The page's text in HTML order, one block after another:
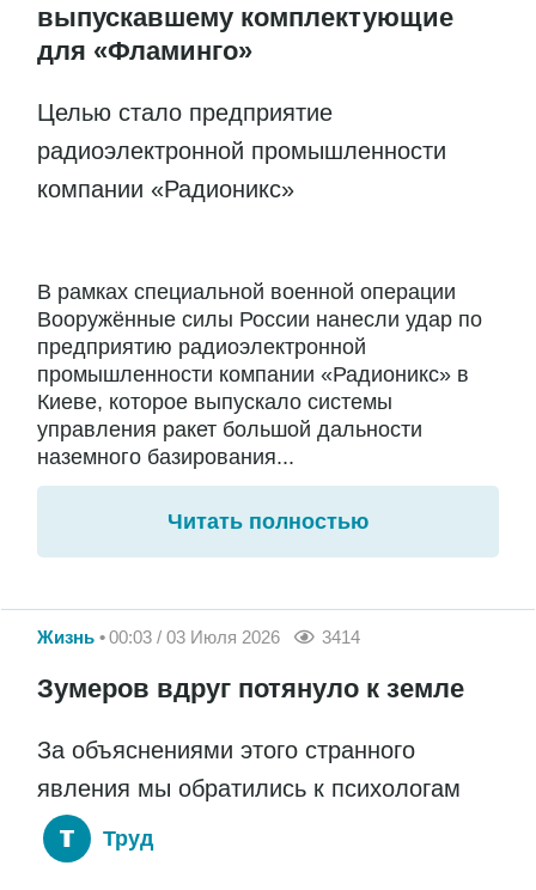
выпускавшему комплектующие
для «Фламинго»
Целью стало предприятие
радиоэлектронной промышленности
компании «Радионикс»
В рамках специальной военной операции
Вооружённые силы России нанесли удар по
предприятию радиоэлектронной
промышленности компании «Радионикс» в
Киеве, которое выпускало системы
управления ракет большой дальности
наземного базирования...
Читать полностью
Жизнь 00:03 / 03 Июля 2026 3414
Зумеров вдруг потянуло к земле
За объяснениями этого странного
явления мы обратились к психологам
Труд